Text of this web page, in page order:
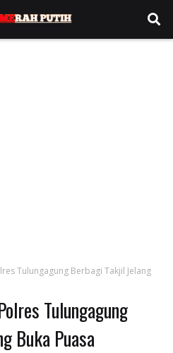
Tulungagung Berbagi Takjil Jelang
Tulungagung
Buka Puasa